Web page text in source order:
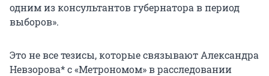
одним из консультантов губернатора в период
выборов».
Это не все тезисы, которые связывают Александра
Невзорова* с «Метрономом» в расследовании